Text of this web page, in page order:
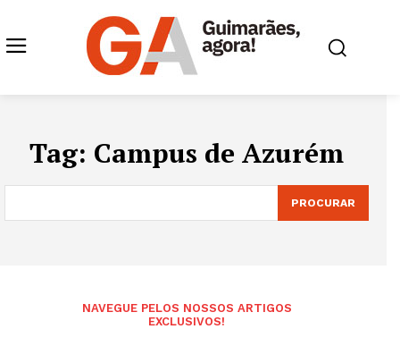
Tag: Campus de Azurém
PROCURAR
NAVEGUE PELOS NOSSOS ARTIGOS
EXCLUSIVOS!